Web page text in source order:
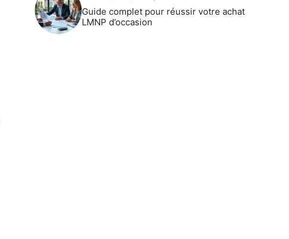
Guide complet pour réussir votre achat
LMNP d’occasion